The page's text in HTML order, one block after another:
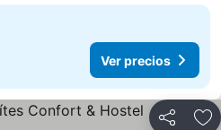
Ver precios
Compartir